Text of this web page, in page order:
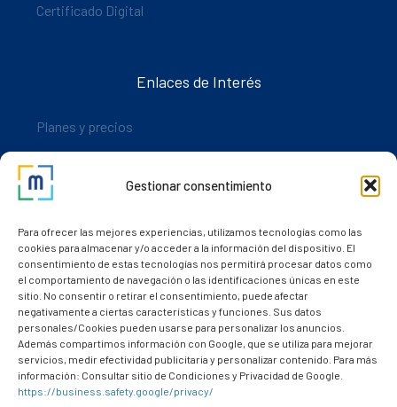
Gestionar consentimiento
Para ofrecer las mejores experiencias, utilizamos tecnologías como las
cookies para almacenar y/o acceder a la información del dispositivo. El
consentimiento de estas tecnologías nos permitirá procesar datos como
el comportamiento de navegación o las identificaciones únicas en este
sitio. No consentir o retirar el consentimiento, puede afectar
negativamente a ciertas características y funciones. Sus datos
personales/Cookies pueden usarse para personalizar los anuncios.
Además compartimos información con Google, que se utiliza para mejorar
servicios, medir efectividad publicitaria y personalizar contenido. Para más
información: Consultar sitio de Condiciones y Privacidad de Google.
https://business.safety.google/privacy/
Certificado Digital
Enlaces de Interés
Planes y precios
Descarga nuestra app
Nuestros clientes
Dudas y consultas